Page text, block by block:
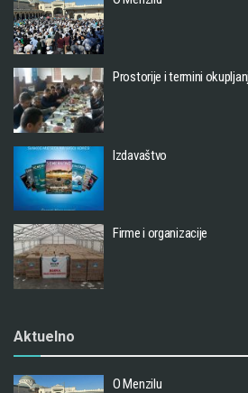
Prostorije i termini
Izdavaštvo
Firme i organizacije
Aktuelno
O Menzilu